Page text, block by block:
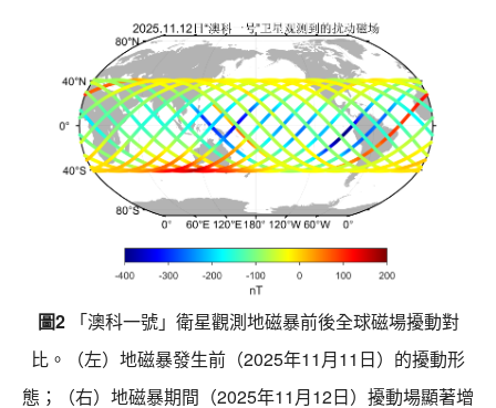
圖2「澳科一號」衛星觀測地磁暴前後全球磁場擾動對
比。（左）地磁暴發生前（2025年11月11日）的擾動形
態；（右）地磁暴期間（2025年11月12日）擾動場顯著增